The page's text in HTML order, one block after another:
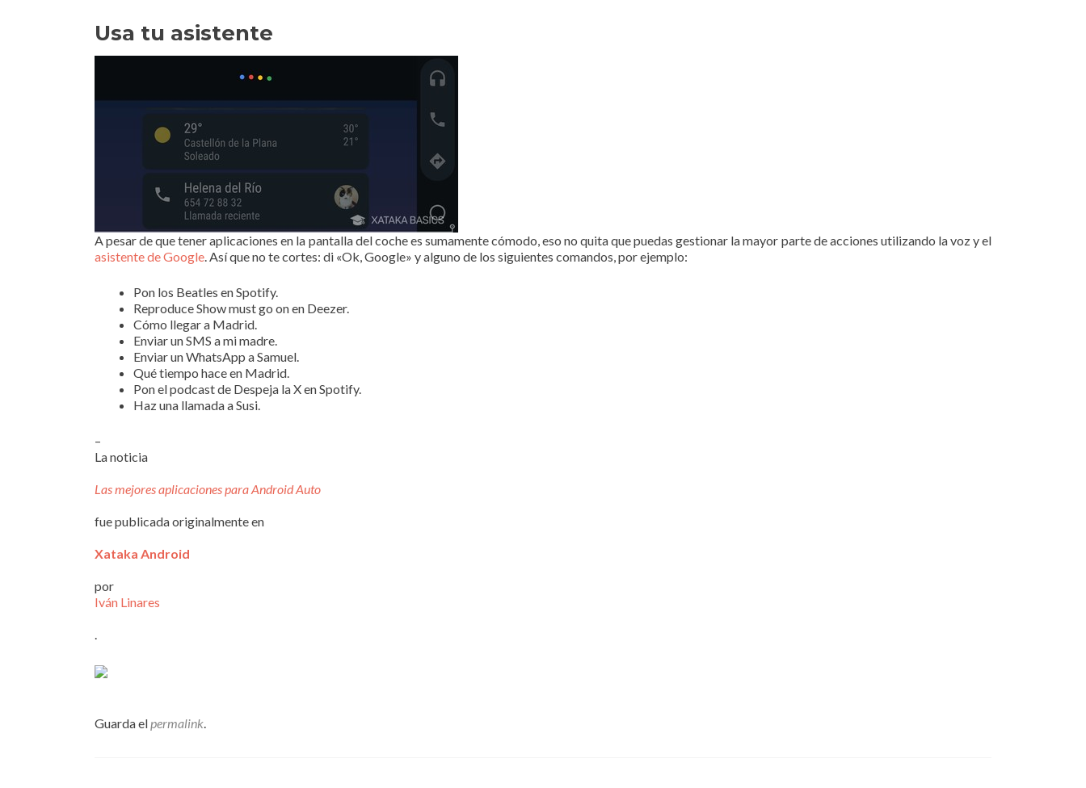
Usa tu asistente
A pesar de que tener aplicaciones en la pantalla del coche es sumamente cómodo, eso no quita que puedas gestionar la mayor parte de acciones utilizando la voz y el
asistente de Google. Así que no te cortes: di «Ok, Google» y alguno de los siguientes comandos, por ejemplo:
Pon los Beatles en Spotify.
Reproduce Show must go on en Deezer.
Cómo llegar a Madrid.
Enviar un SMS a mi madre.
Enviar un WhatsApp a Samuel.
Qué tiempo hace en Madrid.
Pon el podcast de Despeja la X en Spotify.
Haz una llamada a Susi.
–
La noticia
Las mejores aplicaciones para Android Auto
fue publicada originalmente en
Xataka Android
por
Iván Linares
.
Guarda elpermalink.